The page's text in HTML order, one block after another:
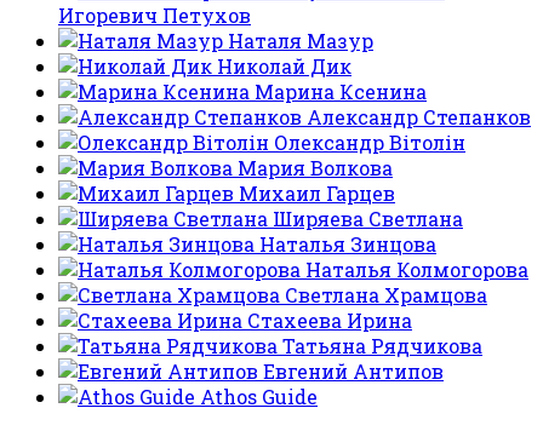
Игоревич Петухов
Наталя Мазур
Николай Дик
Марина Ксенина
Александр Степанков
Олександр Вітолін
Мария Волкова
Михаил Гарцев
Ширяева Светлана
Наталья Зинцова
Наталья Колмогорова
Светлана Храмцова
Стахеева Ирина
Татьяна Рядчикова
Евгений Антипов
Athos Guide